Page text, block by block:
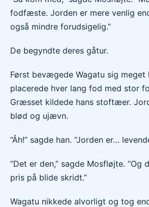
fodfæste. Jorden er mere venlig
også mindre forudsigelig.”
De begyndte deres gåtur.
Først bevægede Wagatu sig meget
placerede hver lang fod med stor
Græsset kildede hans stoftæer.
blød og ujævn.
“Åh!” sagde han. “Jorden er…
“Det er den,” sagde Mosfløjte. “Og
pris på blide skridt.”
Wagatu nikkede alvorligt og tog